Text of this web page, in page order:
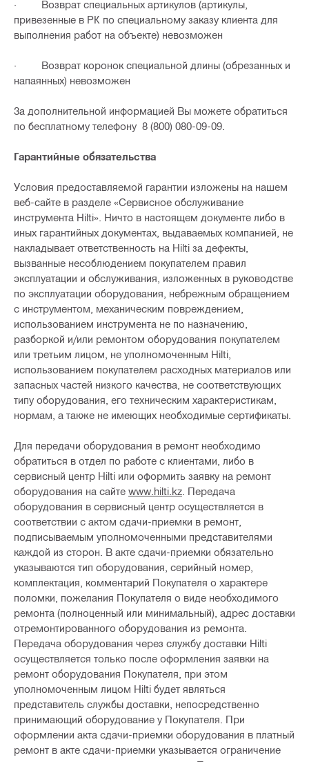
· Возврат специальных артикулов (артикулы,
привезенные в РК по специальному заказу клиента для
выполнения работ на объекте) невозможен
· Возврат коронок специальной длины (обрезанных и
напаянных) невозможен
За дополнительной информацией Вы можете обратиться
по бесплатному телефону 8 (800) 080-09-09.
Гарантийные обязательства
Условия предоставляемой гарантии изложены на нашем
веб-сайте в разделе «Сервисное обслуживание
инструмента Hilti». Ничто в настоящем документе либо в
иных гарантийных документах, выдаваемых компанией, не
накладывает ответственность на Hilti за дефекты,
вызванные несоблюдением покупателем правил
эксплуатации и обслуживания, изложенных в руководстве
по эксплуатации оборудования, небрежным обращением
с инструментом, механическим повреждением,
использованием инструмента не по назначению,
разборкой и/или ремонтом оборудования покупателем
или третьим лицом, не уполномоченным Hilti,
использованием покупателем расходных материалов или
запасных частей низкого качества, не соответствующих
типу оборудования, его техническим характеристикам,
нормам, а также не имеющих необходимые сертификаты.
Для передачи оборудования в ремонт необходимо
обратиться в отдел по работе с клиентами, либо в
сервисный центр Hilti или оформить заявку на ремонт
оборудования на сайте www.hilti.kz . Передача
оборудования в сервисный центр осуществляется в
соответствии с актом сдачи-приемки в ремонт,
подписываемым уполномоченными представителями
каждой из сторон. В акте сдачи-приемки обязательно
указываются тип оборудования, серийный номер,
комплектация, комментарий Покупателя о характере
поломки, пожелания Покупателя о виде необходимого
ремонта (полноценный или минимальный), адрес доставки
отремонтированного оборудования из ремонта.
Передача оборудования через службу доставки Hilti
осуществляется только после оформления заявки на
ремонт оборудования Покупателя, при этом
уполномоченным лицом Hilti будет являться
представитель службы доставки, непосредственно
принимающий оборудование у Покупателя. При
оформлении акта сдачи-приемки оборудования в платный
ремонт в акте сдачи-приемки указывается ограничение